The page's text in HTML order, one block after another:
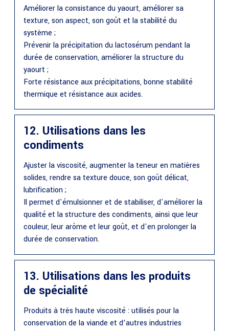
Améliorer la consistance du yaourt, améliorer sa
texture, son aspect, son goût et la stabilité du
système ;
Prévenir la précipitation du lactosérum pendant la
durée de conservation, améliorer la structure du
yaourt ;
Forte résistance aux précipitations, bonne stabilité
thermique et résistance aux acides.
12. Utilisations dans les
condiments
Ajuster la viscosité, augmenter la teneur en matières
solides, rendre sa texture douce, son goût délicat,
lubrification ;
Il permet d'émulsionner et de stabiliser, d'améliorer la
qualité et la structure des condiments, ainsi que leur
couleur, leur arôme et leur goût, et d'en prolonger la
durée de conservation.
13. Utilisations dans les produits
de spécialité
Produits à très haute viscosité : utilisés pour la
conservation de la viande et d’autres industries